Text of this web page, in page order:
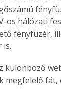
os hálózati
fényfüzér,
is.
különböző
megfelelő